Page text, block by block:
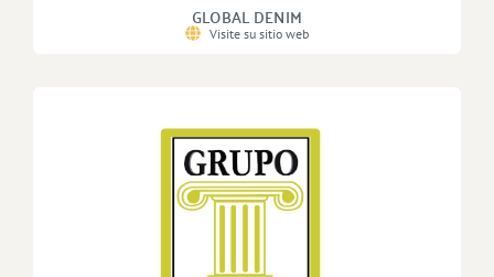
GLOBAL DENIM
Visite su sitio web